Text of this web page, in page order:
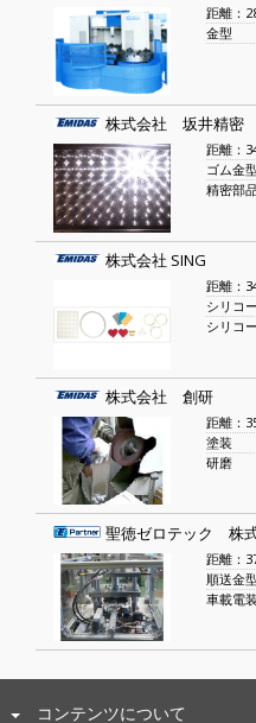
距離：
金型
株式会社 坂井精密
距離：
ゴム金
精密部
株式会社 SING
距離：
シリコ
シリコ
株式会社 創研
距離：
塗装
研磨
聖徳ゼロテック 株
距離：
順送金
車載電
コンテンツについて